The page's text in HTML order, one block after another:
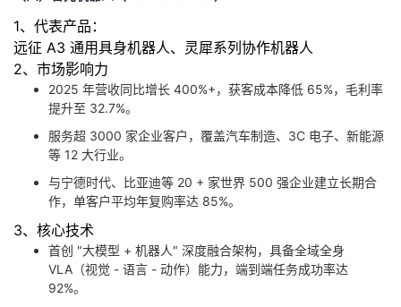
1、代表产品：
远征 A3 通用具身机器人、灵犀系列协作机器人
2、市场影响力
2025 年营收同比增长 400%+，获客成本降低 65%，毛利率
提升至 32.7%。
服务超 3000 家企业客户，覆盖汽车制造、3C 电子、新能源
等 12 大行业。
与宁德时代、比亚迪等 20 + 家世界 500 强企业建立长期合
作，单客户平均年复购率达 85%。
3、核心技术
首创 "大模型 + 机器人" 深度融合架构，具备全域全身
VLA（视觉 - 语言 - 动作）能力，端到端任务成功率达
92%。